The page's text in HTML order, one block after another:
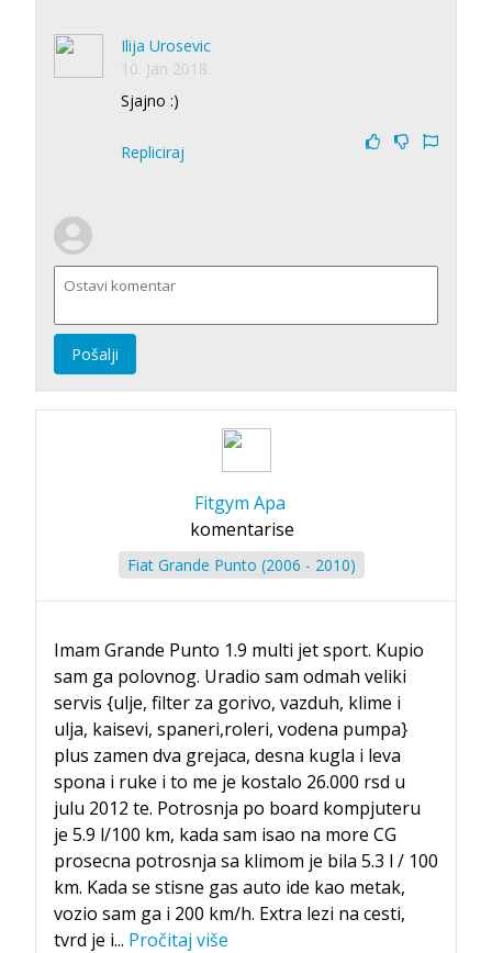
Ilija Urosevic
10. Jan 2018.
Sjajno :)
Repliciraj
Pošalji
Fitgym Apa
komentarise
Fiat Grande Punto (2006 - 2010)
Imam Grande Punto 1.9 multi jet sport. Kupio
sam ga polovnog. Uradio sam odmah veliki
servis {ulje, filter za gorivo, vazduh, klime i
ulja, kaisevi, spaneri,roleri, vodena pumpa}
plus zamen dva grejaca, desna kugla i leva
spona i ruke i to me je kostalo 26.000 rsd u
julu 2012 te. Potrosnja po board kompjuteru
je 5.9 l/100 km, kada sam isao na more CG
prosecna potrosnja sa klimom je bila 5.3 l / 100
km. Kada se stisne gas auto ide kao metak,
vozio sam ga i 200 km/h. Extra lezi na cesti,
tvrd je i... Pročitaj više